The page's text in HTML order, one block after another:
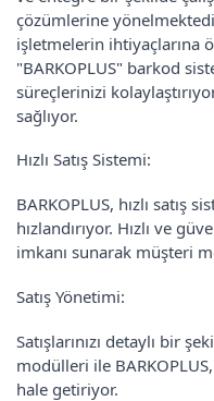
çözümlerine
işletmelerin ihtiyaçlarına
"BARKOPLUS" barkod
süreçlerinizi
sağlıyor.
Hızlı Satış Sistemi:
BARKOPLUS, hızlı satış
hızlandırıyor. Hızlı ve
imkanı sunarak müşteri
Satış Yönetimi:
Satışlarınızı detaylı bir
modülleri ile
hale getiriyor.